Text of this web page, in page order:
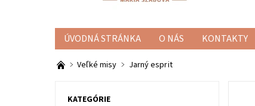
ÚVODNÁ STRÁNKA O NÁS KONTAKTY
KOŠÍKY
MISKY ZVÝHODNENÉ SETY
Veľké misy Jarný esprit
KATEGÓRIE